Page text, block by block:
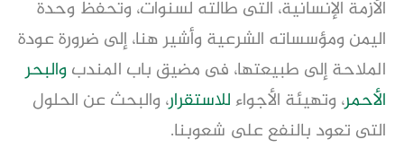
الأزمة الإنسانية، التى طالته لسنوات، وتحفظ وحدة
اليمن ومؤسساته الشرعية وأشير هنا، إلى ضرورة عودة
الملاحة إلى طبيعتها، فى مضيق باب المندبوالبحر
الأحمر، وتهيئة الأجواءللاستقرار، والبحث عن الحلول
التى تعود بالنفع على شعوبنا.